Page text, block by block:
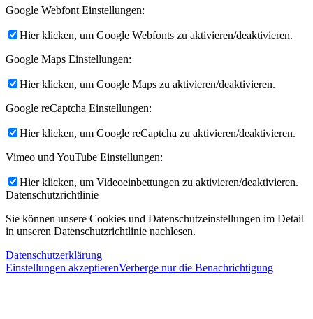
Google Webfont Einstellungen:
Hier klicken, um Google Webfonts zu aktivieren/deaktivieren.
Google Maps Einstellungen:
Hier klicken, um Google Maps zu aktivieren/deaktivieren.
Google reCaptcha Einstellungen:
Hier klicken, um Google reCaptcha zu aktivieren/deaktivieren.
Vimeo und YouTube Einstellungen:
Hier klicken, um Videoeinbettungen zu aktivieren/deaktivieren.
Datenschutzrichtlinie
Sie können unsere Cookies und Datenschutzeinstellungen im Detail
in unseren Datenschutzrichtlinie nachlesen.
Datenschutzerklärung
Einstellungen akzeptierenVerberge nur die Benachrichtigung